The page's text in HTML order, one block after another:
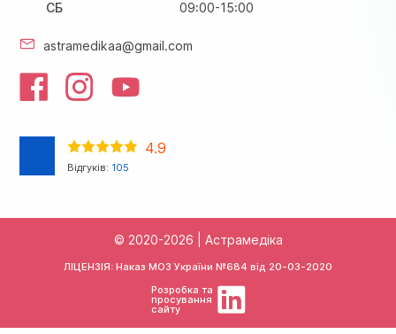
СБ
09:00-15:00
astramedikaa@gmail.com
4.9
Відгуків: 105
© 2020-2026 | Астрамедіка
ЛІЦЕНЗІЯ: Наказ МОЗ України №684 від 20-03-2020
Розробка та
просування
сайту